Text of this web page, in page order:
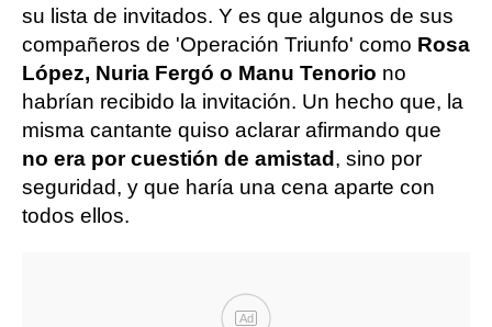
su lista de invitados. Y es que algunos de sus
compañeros de 'Operación Triunfo' como Rosa
López, Nuria Fergó o Manu Tenorio no
habrían recibido la invitación. Un hecho que, la
misma cantante quiso aclarar afirmando que
no era por cuestión de amistad , sino por
seguridad, y que haría una cena aparte con
todos ellos.
Ad